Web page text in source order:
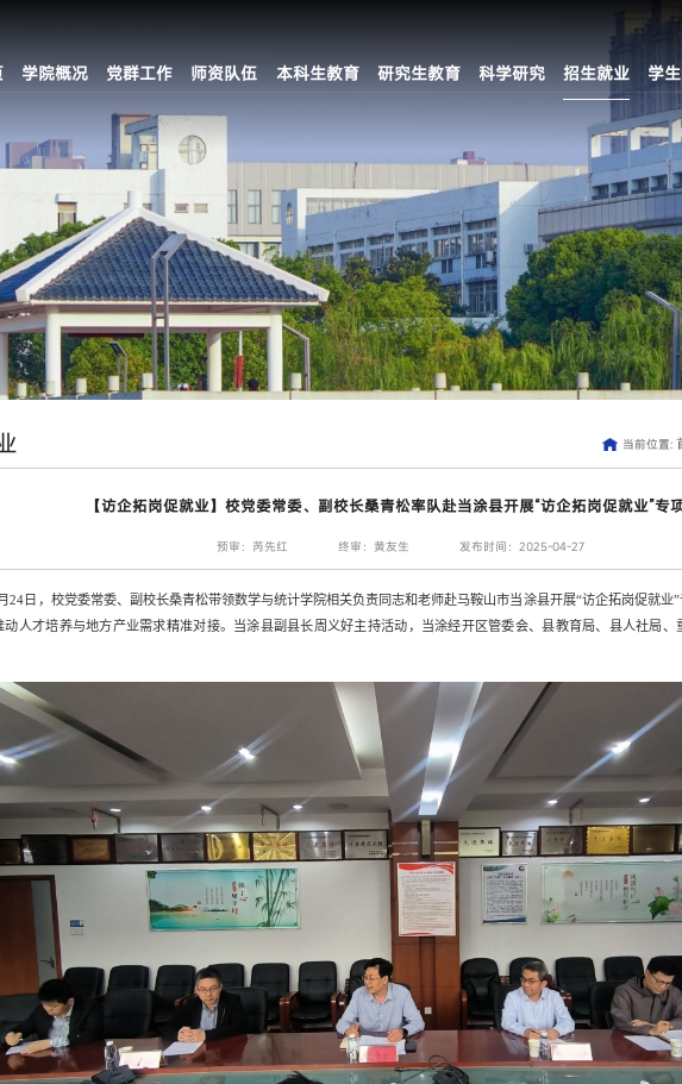
学院概况 党群工作 师资队伍 本科生教育 研究生教育 科学研究 招生就业 学
当前位置:
【访企拓岗促就业】校党委常委、副校长桑青松率队赴当涂县开展“访企拓岗促就业”专
预审：芮先红 终审：黄友生 发布时间：2025-04-27
24日，校党委常委、副校长桑青松带领数学与统计学院相关负责同志和老师赴马鞍山市当涂县开展“访企拓岗促就业
动人才培养与地方产业需求精准对接。当涂县副县长周义好主持活动，当涂经开区管委会、县教育局、县人社局、